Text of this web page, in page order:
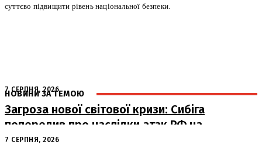
суттєво підвищити рівень національної безпеки.
НОВИНИ ЗА ТЕМОЮ
7 СЕРПНЯ, 2026
Загроза нової світової кризи: Сибіга
попередив про наслідки атак РФ на
судна
7 СЕРПНЯ, 2026